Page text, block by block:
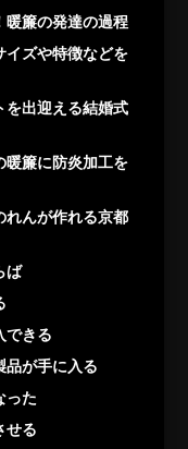
暖簾の発達の過程
イズや特徴などを
を出迎える結婚式
暖簾に防炎加工を
れんが作れる京都
ば
できる
品が手に入る
った
せる